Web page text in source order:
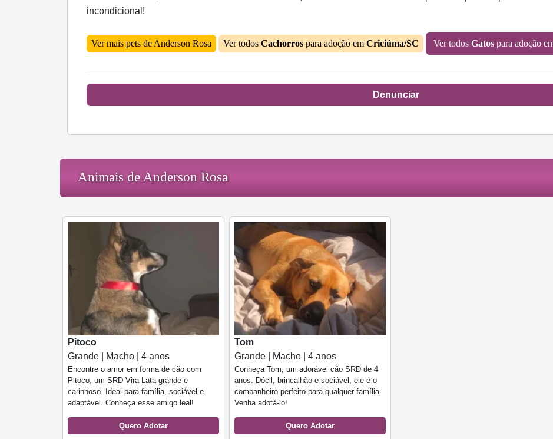
incondicional!
Ver mais pets de Anderson Rosa Ver todos Cachorros para adoção em Criciúma/SC Ver todos Gatos para adoção
Denunciar
Animais de Anderson Rosa
Pitoco
Grande | Macho | 4 anos
Encontre o amor em forma de cão com
Pitoco, um SRD-Vira Lata grande e
carinhoso. Ideal para família, sociável e
adaptável. Conheça esse amigo leal!
Quero Adotar
Tom
Grande | Macho | 4 anos
Conheça Tom, um adorável cão SRD de 4
anos. Dócil, brincalhão e sociável, ele é o
companheiro perfeito para qualquer família.
Venha adotá-lo!
Quero Adotar